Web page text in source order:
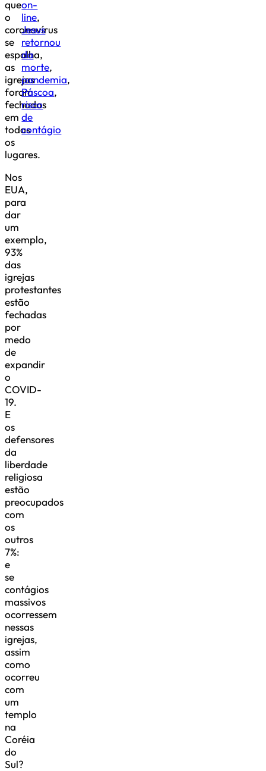
que
o
coronavírus
se
espalha,
as
igrejas
foram
fechadas
em
todos
os
lugares.
Nos
EUA,
para
dar
um
exemplo,
93%
das
igrejas
protestantes
estão
fechadas
por
medo
de
expandir
o
COVID-
19.
E
os
defensores
da
liberdade
religiosa
estão
preocupados
com
os
outros
7%:
e
se
contágios
massivos
ocorressem
nessas
igrejas,
assim
como
ocorreu
com
um
templo
na
Coréia
do
Sul?
on-
line,
Jesus
retornou
da
morte,
pandemia,
Páscoa,
risco
de
contágio